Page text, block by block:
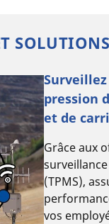
pression
et de
Grâce aux
(TPMS),
vos